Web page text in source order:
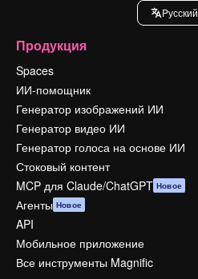
Pусский
Продукция
Spaces
ИИ-помощник
Генератор изображений ИИ
Генератор видео ИИ
Генератор голоса на основе ИИ
Стоковый контент
MCP для Claude/ChatGPT Новое
Агенты Новое
API
Мобильное приложение
Все инструменты Magnific